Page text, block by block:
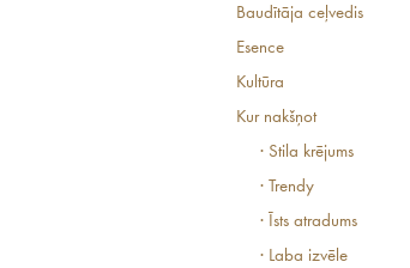
Baudītāja ceļvedis
Esence
Kultūra
Kur nakšņot
· Stila krējums
· Trendy
· Īsts atradums
· Laba izvēle